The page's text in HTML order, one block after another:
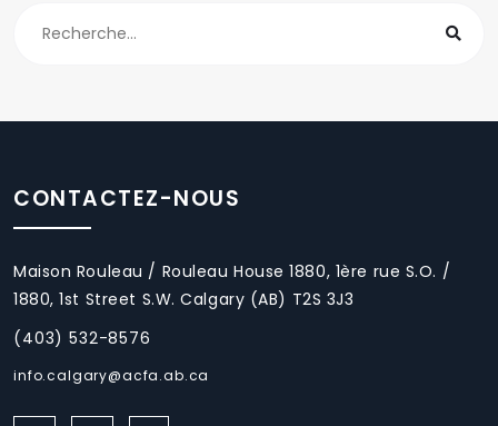
CONTACTEZ-NOUS
Maison Rouleau / Rouleau House 1880, 1ère rue S.O. /
1880, 1st Street S.W. Calgary (AB) T2S 3J3
(403) 532-8576
info.calgary@acfa.ab.ca